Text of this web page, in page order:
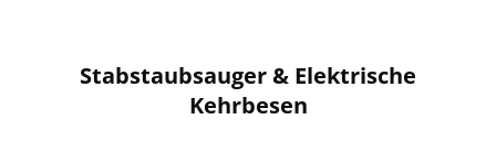
Stabstaubsauger & Elektrische
Kehrbesen